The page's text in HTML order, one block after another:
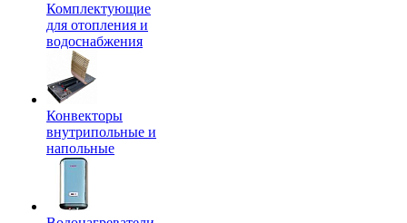
Комплектующие
для отопления и
водоснабжения
Конвекторы
внутрипольные и
напольные